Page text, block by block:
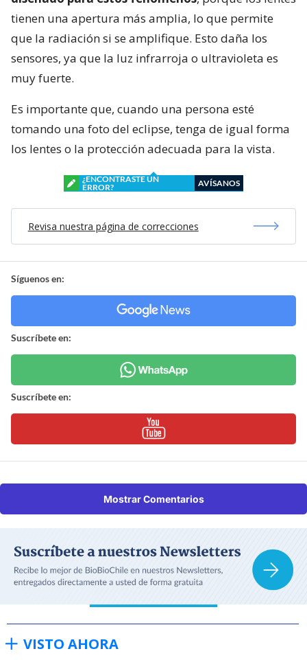
tienen una apertura más amplia, lo que permite
que la radiación si se amplifique. Esto daña los
sensores, ya que la luz infrarroja o ultravioleta es
muy fuerte.
Es importante que, cuando una persona esté
tomando una foto del eclipse, tenga de igual forma
los lentes o la protección adecuada para la vista.
¿ENCONTRASTE UN
ERROR?
AVÍSANOS
Revisa nuestra página de correcciones
Síguenos en:
Suscríbete en:
Suscríbete en:
Mostrar Comentarios
VISTO AHORA